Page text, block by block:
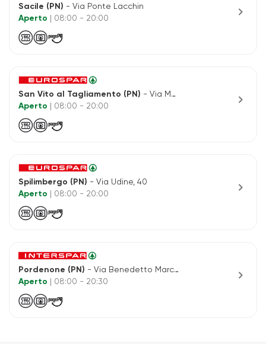
Sacile (PN) - Via Ponte Lacchin
Aperto
| 08:00 - 20:00 chevron_right
San Vito al Tagliamento (PN) - Via Madonna Di Rosa, 8/10
Aperto
| 08:00 - 20:00 chevron_right
Spilimbergo (PN) - Via Udine, 40
Aperto
| 08:00 - 20:00 chevron_right
Pordenone (PN) - Via Benedetto Marcello, 7
Aperto
| 08:00 - 20:30 chevron_right